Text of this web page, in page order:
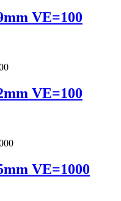
VE=100
VE=100
VE=1000